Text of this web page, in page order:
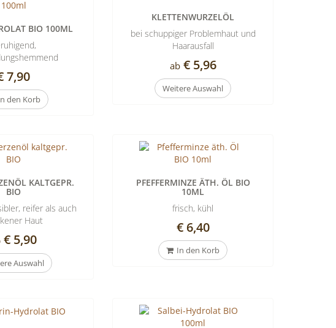
BIO 100ML
7,90
den Korb
KLETTENWURZELÖL
bei schuppiger Problemhaut und
Haarausfall
ab€ 5,96
Weitere Auswahl
KALTGEPR.
BIO
reifer als auch
Haut
€ 5,90
Auswahl
PFEFFERMINZE ÄTH. ÖL BIO
10ML
frisch, kühl
€ 6,40
In den Korb